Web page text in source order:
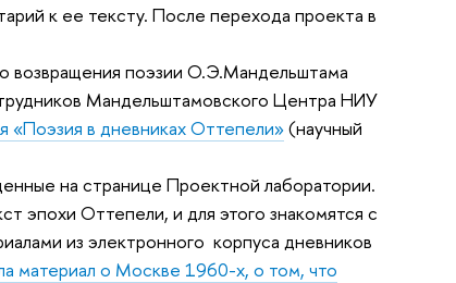
к ее тексту. После перехода проекта в
возвращения поэзии О.Э.Мандельштама
Мандельштамовского Центра НИУ
«Поэзия в дневниках Оттепели»(научный
на странице Проектной лаборатории.
эпохи Оттепели, и для этого знакомятся с
из электронного корпуса дневников
материал о Москве 1960-х, о том, что